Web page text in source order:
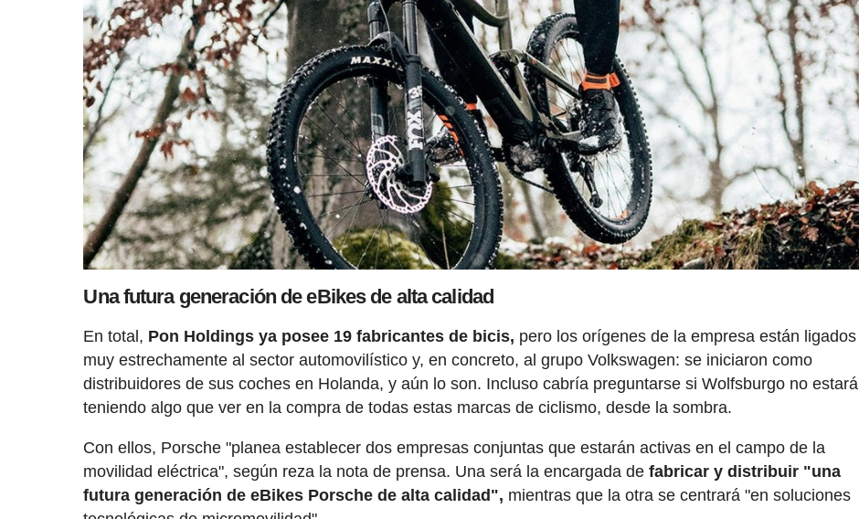
Una futura generación de eBikes de alta calidad
En total, Pon Holdings ya posee 19 fabricantes de bicis, pero los orígenes de la empresa están ligados
muy estrechamente al sector automovilístico y, en concreto, al grupo Volkswagen: se iniciaron como
distribuidores de sus coches en Holanda, y aún lo son. Incluso cabría preguntarse si Wolfsburgo no estará
teniendo algo que ver en la compra de todas estas marcas de ciclismo, desde la sombra.
Con ellos, Porsche "planea establecer dos empresas conjuntas que estarán activas en el campo de la
movilidad eléctrica", según reza la nota de prensa. Una será la encargada defabricar y distribuir "una
futura generación de eBikes Porsche de alta calidad", mientras que la otra se centrará "en soluciones